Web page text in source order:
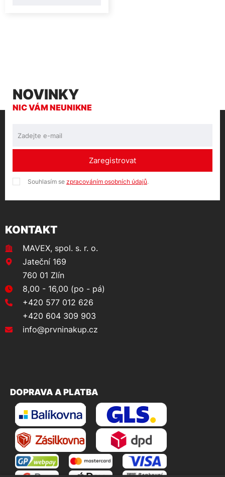
NOVINKY
NIC VÁM NEUNIKNE
Zaregistrovat
Souhlasím se zpracováním osobních údajů.
KONTAKT
MAVEX, spol. s. r. o.
Jateční 169
760 01 Zlín
8,00 - 16,00 (po - pá)
+420 577 012 626
+420 604 309 903
info@prvninakup.cz
DOPRAVA A PLATBA